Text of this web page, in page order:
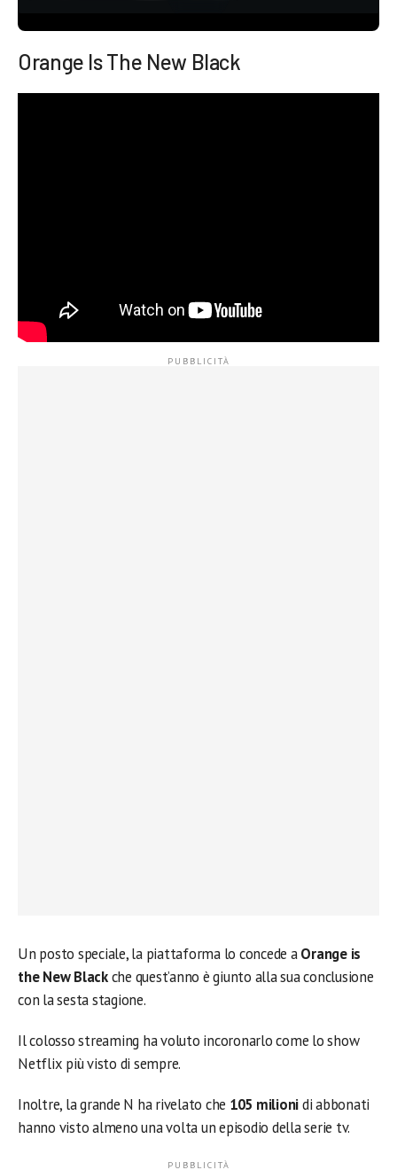
Orange Is The New Black
Un posto speciale, la piattaforma lo concede aOrange is
the New Blackche quest’anno è giunto alla sua conclusione
con la sesta stagione.
Il colosso streaming ha voluto incoronarlo come lo show
Netflix più visto di sempre.
Inoltre, la grande N ha rivelato che 105 milionidi abbonati
hanno visto almeno una volta un episodio della serie tv.